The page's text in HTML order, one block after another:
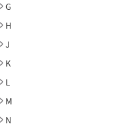
G
H
J
K
L
M
N